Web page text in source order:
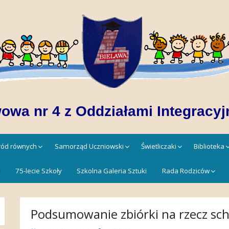
nr 4 z Oddziałami
równych Samorząd Uczniowski Świetliczaki Biblioteka
75-lecie Szkoły Szkolna Galeria Sztuki Rada Rodziców
Podsumowanie zbiórki na rzecz